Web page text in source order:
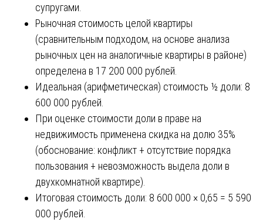
супругами.
Рыночная стоимость целой квартиры
(сравнительным подходом, на основе анализа
рыночных цен на аналогичные квартиры в районе)
определена в 17 200 000 рублей.
Идеальная (арифметическая) стоимость ½ доли: 8
600 000 рублей.
При оценке стоимости доли в праве на
недвижимость применена скидка на долю 35%
(обоснование: конфликт + отсутствие порядка
пользования + невозможность выдела доли в
двухкомнатной квартире).
Итоговая стоимость доли: 8 600 000 × 0,65 = 5 590
000 рублей.